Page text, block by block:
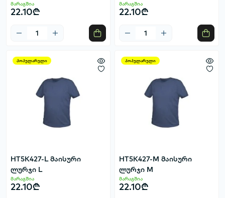
მარაგშია
22.10₾
მარაგშია
22.10₾
პოპულარული
HT5K427-L მაისური
ლურჯი L
მარაგშია
22.10₾
პოპულარული
HT5K427-M მაისური
ლურჯი M
მარაგშია
22.10₾